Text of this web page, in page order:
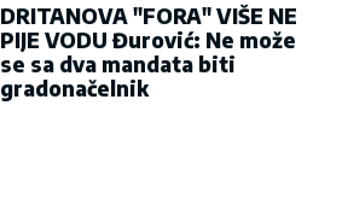
DRITANOVA "FORA" VIŠE NE
PIJE VODU Đurović: Ne može
se sa dva mandata biti
gradonačelnik